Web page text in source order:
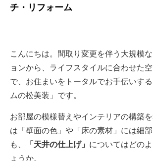
ENTRY
PRIVACY POLICY
個人情報保護方針
チ・リフォーム
こんにちは。間取り変更を伴う大規模
ョンから、ライフスタイルに合わせた
で、お住まいをトータルでお手伝いす
ムの松美装」です。
お部屋の模様替えやインテリアの構築
は「壁面の色」や「床の素材」には細
も、
「天井の仕上げ」 についてはどの
ょうか。